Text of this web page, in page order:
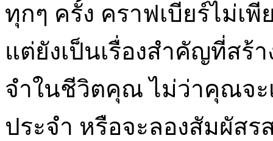
ทุกๆ ครั้ง คราฟเบียร์ไม่เ
แต่ยังเป็นเรื่องสำคัญที่สร้
จำในชีวิตคุณ ไม่ว่าคุณจ
ประจำ หรือจะลองสัมผัส